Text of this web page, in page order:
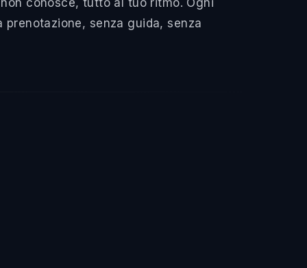
conosce, tutto al tuo ritmo. Ogni
senza guida, senza